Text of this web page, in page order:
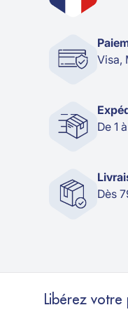
Visa,
De 1
Dès
Libérez